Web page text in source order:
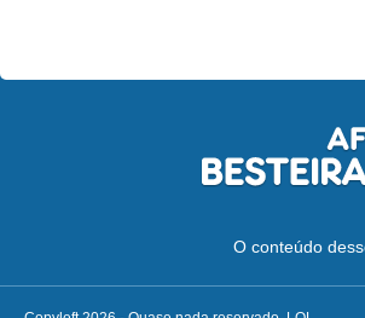
O conteúdo